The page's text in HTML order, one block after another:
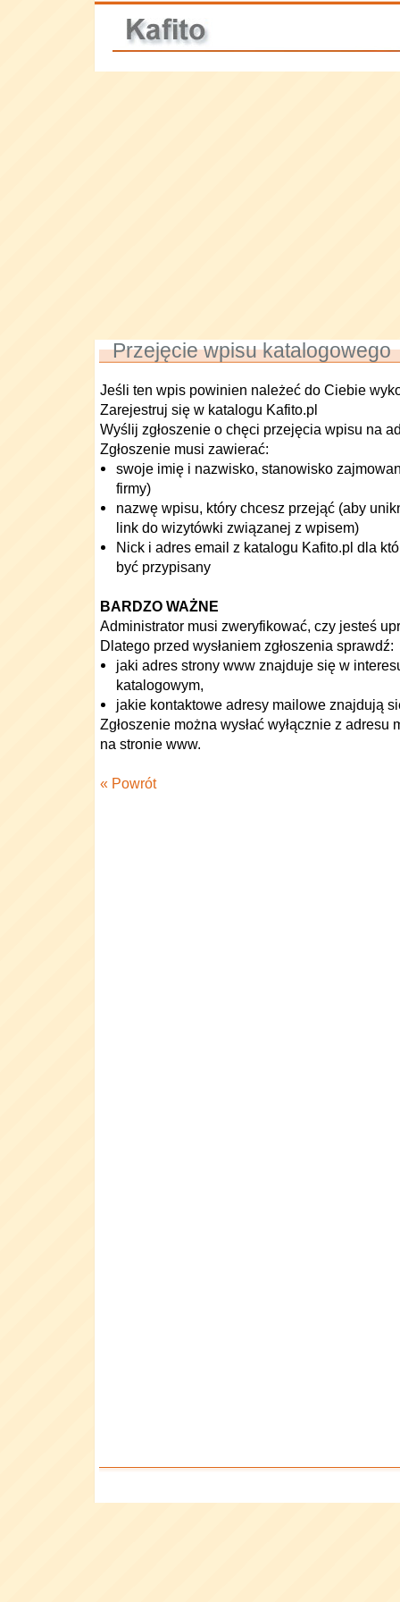
Przejęcie wpisu katalogowego
Jeśli ten wpis powinien należeć do Ciebie
Zarejestruj się w katalogu Kafito.pl
Wyślij zgłoszenie o chęci przejęcia wpisu na
Zgłoszenie musi zawierać:
swoje imię i nazwisko, stanowisko
firmy)
nazwę wpisu, który chcesz przejąć (aby
link do wizytówki związanej z wpisem)
Nick i adres email z katalogu Kafito.pl dla
być przypisany
BARDZO WAŻNE
Administrator musi zweryfikować, czy jesteś
Dlatego przed wysłaniem zgłoszenia sprawdź:
jaki adres strony www znajduje się w
katalogowym,
jakie kontaktowe adresy mailowe znajdują
Zgłoszenie można wysłać wyłącznie z
na stronie www.
« Powrót